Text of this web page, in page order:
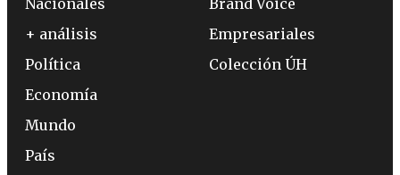
+ análisis
Política
Economía
Mundo
País
Empresariales
Colección ÚH